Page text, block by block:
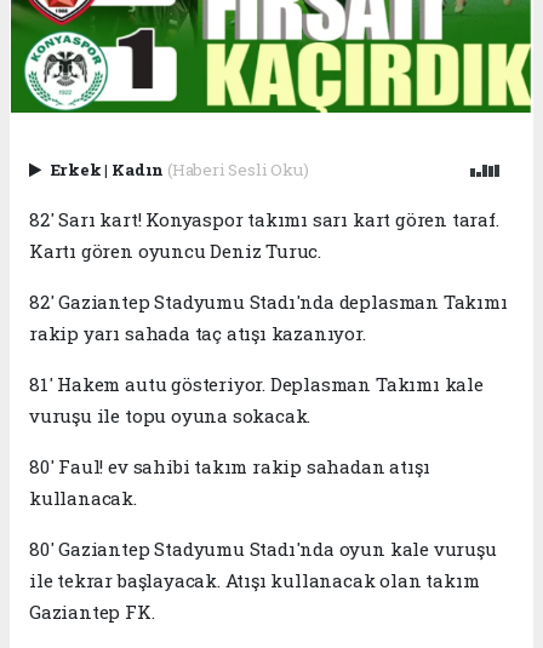
Erkek| Kadın (Haberi Sesli Oku)
82' Sarı kart! Konyaspor takımı sarı kart gören taraf.
Kartı gören oyuncu Deniz Turuc.
82' Gaziantep Stadyumu Stadı'nda deplasman Takımı
rakip yarı sahada taç atışı kazanıyor.
81' Hakem autu gösteriyor. Deplasman Takımı kale
vuruşu ile topu oyuna sokacak.
80' Faul! ev sahibi takım rakip sahadan atışı
kullanacak.
80' Gaziantep Stadyumu Stadı'nda oyun kale vuruşu
ile tekrar başlayacak. Atışı kullanacak olan takım
Gaziantep FK.